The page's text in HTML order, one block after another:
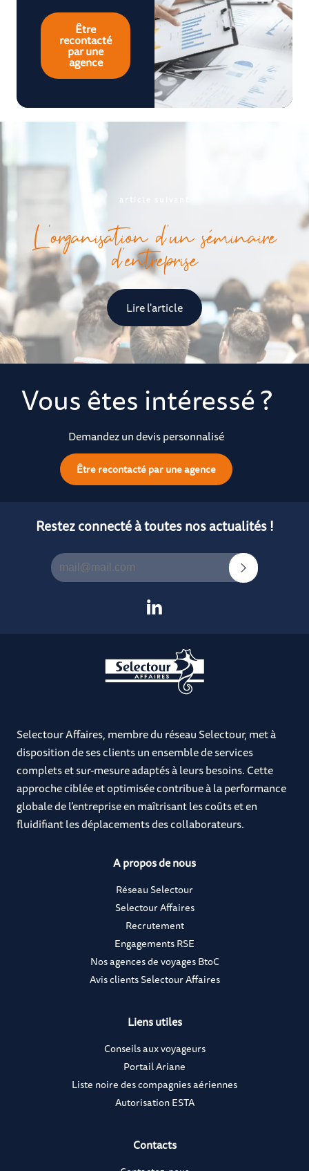
Être
recontacté
par une
agence
article suivant
L’organisation d’un séminaire
d’entreprise
Lire l'article
Vous êtes intéressé ?
Demandez un devis personnalisé
Être recontacté par une agence
Restez connecté à toutes nos actualités !
Selectour Affaires, membre du réseau Selectour, met à
disposition de ses clients un ensemble de services
complets et sur-mesure adaptés à leurs besoins. Cette
approche ciblée et optimisée contribue à la performance
globale de l’entreprise en maîtrisant les coûts et en
fluidifiant les déplacements des collaborateurs.
A propos de nous
Réseau Selectour
Selectour Affaires
Recrutement
Engagements RSE
Nos agences de voyages BtoC
Avis clients Selectour Affaires
Liens utiles
Conseils aux voyageurs
Portail Ariane
Liste noire des compagnies aériennes
Autorisation ESTA
Contacts